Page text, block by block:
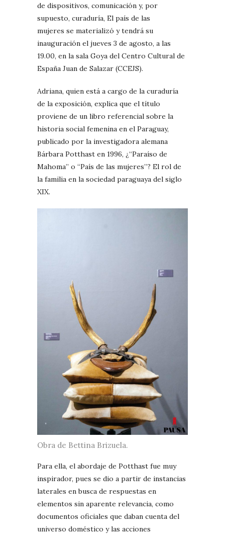
de dispositivos, comunicación y, por
supuesto, curaduría, El país de las
mujeres se materializó y tendrá su
inauguración el jueves 3 de agosto, a las
19.00, en la sala Goya del Centro Cultural de
España Juan de Salazar (CCEJS).
Adriana, quien está a cargo de la curaduría
de la exposición, explica que el título
proviene de un libro referencial sobre la
historia social femenina en el Paraguay,
publicado por la investigadora alemana
Bárbara Potthast en 1996, ¿“Paraíso de
Mahoma” o “País de las mujeres”? El rol de
la familia en la sociedad paraguaya del siglo
XIX.
Obra de Bettina Brizuela.
Para ella, el abordaje de Potthast fue muy
inspirador, pues se dio a partir de instancias
laterales en busca de respuestas en
elementos sin aparente relevancia, como
documentos oficiales que daban cuenta del
universo doméstico y las acciones